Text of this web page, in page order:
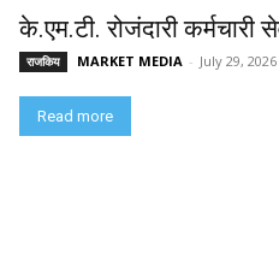
के.एम.टी. रोजंदारी कर्मचारी
राजकिय MARKET MEDIA - July 29, 2026
Read more